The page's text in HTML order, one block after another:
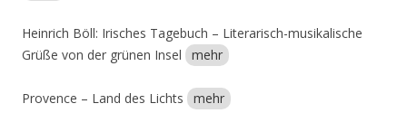
Heinrich Böll: Irisches Tagebuch – Literarisch-musikalische
Grüße von der grünen Insel
mehr
Provence – Land des Lichts mehr